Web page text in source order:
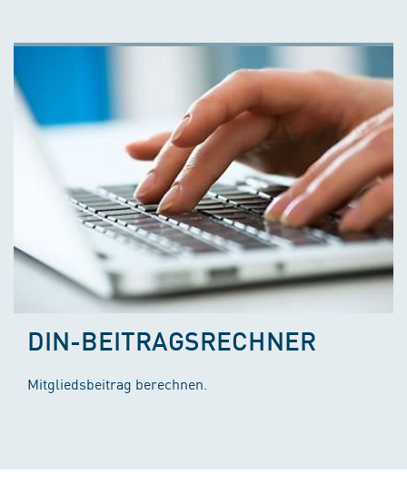
DIN-BEITRAGSRECHNER
Mitgliedsbeitrag berechnen.